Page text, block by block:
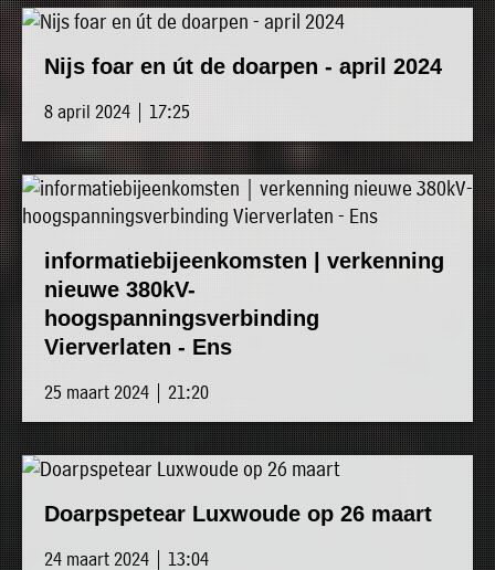
Nijs foar en út de doarpen - april 2024
8 april 2024 | 17:25
informatiebijeenkomsten | verkenning
nieuwe 380kV-
hoogspanningsverbinding
Vierverlaten - Ens
25 maart 2024 | 21:20
Doarpspetear Luxwoude op 26 maart
24 maart 2024 | 13:04